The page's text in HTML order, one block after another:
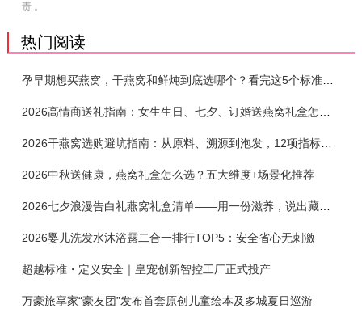
责 。
热门阅读
孕早期想买燕窝，干燕窝和鲜炖到底选哪个？看完这5个标准再下单
2026干燕窝选购避坑指南：从原料、溯源到泡发，12项指标判断靠谱燕窝
2026中秋送健康，燕窝礼盒怎么选？五大维度+场景化推荐
2026七夕浪漫告白礼燕窝礼盒清单——用一份滋养，说出藏在心底的爱
2026婴儿洗发水沐浴露二合一排行TOP5：安全省心无刺激
超越标准・定义安全｜皇宠创新智控工厂正式投产
万豪旅享家“豪友团”发布首套原创儿童绘本及多城夏日巡游